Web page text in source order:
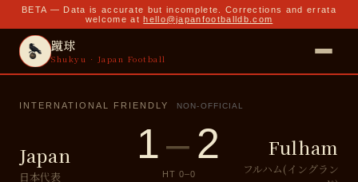
BETA — Data is accurate but incomplete. Corrections and errata
welcome at hello@japanfootballdb.com
蹴球
Shukyu · Japan Football
INTERNATIONAL FRIENDLY NON-OFFICIAL
Japan
日本代表
1–2
HT 0–0
Fulham
フルハム(イングラン